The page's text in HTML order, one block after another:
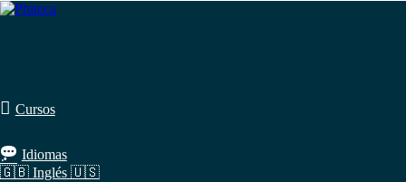
Cursos
Idiomas
🇬🇧 Inglés 🇺🇸